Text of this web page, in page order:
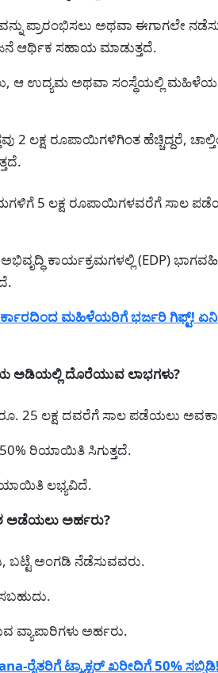
ಪ್ರಾರಂಭಿಸಲು ಅಥವಾ ಈಗಾಗಲೇ
ಆರ್ಥಿಕ ಸಹಾಯ ಮಾಡುತ್ತದೆ.
ಅಥವಾ ಸಂಸ್ಥೆಯಲ್ಲಿ ಮಹಿಳೆಯರ
ಲಕ್ಷ ರೂಪಾಯಿಗಳಿಗಿಂತ ಹೆಚ್ಚಿದ್ದರೆ,
5 ಲಕ್ಷ ರೂಪಾಯಿಗಳವರೆಗೆ ಸಾಲ
ಅಭಿವೃದ್ಧಿ ಕಾರ್ಯಕ್ರಮಗಳಲ್ಲಿ (EDP)
ಮಹಿಳೆಯರಿಗೆ ಭರ್ಜರಿ ಗಿಫ್ಟ್!
ಅಡಿಯಲ್ಲಿ ದೊರೆಯುವ ಲಾಭಗಳು?
25 ಲಕ್ಷ ದವರೆಗೆ ಸಾಲ ಪಡೆಯಲು
ರಿಯಾಯಿತಿ ಸಿಗುತ್ತದೆ.
ಲಭ್ಯವಿದೆ.
ಅಡೆಯಲು ಅರ್ಹರು?
ಬಟ್ಟೆ ಅಂಗಡಿ ನೆಡೆಸುವವರು.
ವ್ಯಾಪಾರಿಗಳು ಅರ್ಹರು.
ರೈತರಿಗೆ ಟ್ರ್ಯಾಕ್ಟರ್ ಖರೀದಿಗೆ 50%